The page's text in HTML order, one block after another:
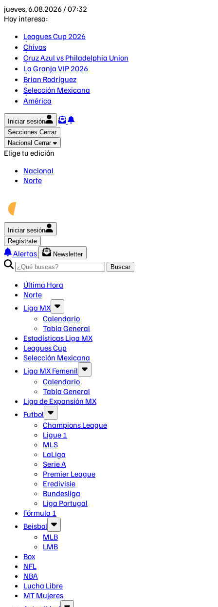
jueves, 6.08.2026 / 07:32
Hoy interesa:
Leagues Cup 2026
Chivas
Cruz Azul vs Philadelphia Union
La Granja VIP 2026
Brian Rodríguez
Selección Mexicana
América
Iniciar sesión
Secciones Cerrar
Nacional Cerrar
Elige tu edición
Nacional
Norte
Iniciar sesión
Regístrate
Alertas
Newsletter
Buscar
Última Hora
Norte
Liga MX
Calendario
Tabla General
Estadísticas Liga MX
Leagues Cup
Selección Mexicana
Liga MX Femenil
Calendario
Tabla General
Liga de Expansión MX
Futbol
Champions League
Ligue 1
MLS
LaLiga
Serie A
Premier League
Eredivisie
Bundesliga
Liga Portugal
Fórmula 1
Beisbol
MLB
LMB
Box
NFL
NBA
Lucha Libre
MT Mujeres